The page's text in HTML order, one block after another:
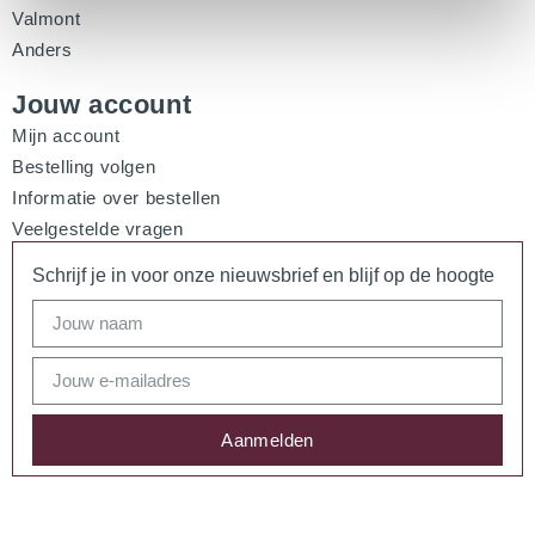
Valmont
Anders
Jouw account
Mijn account
Bestelling volgen
Informatie over bestellen
Veelgestelde vragen
Schrijf je in voor onze nieuwsbrief en blijf op de hoogte
Aanmelden